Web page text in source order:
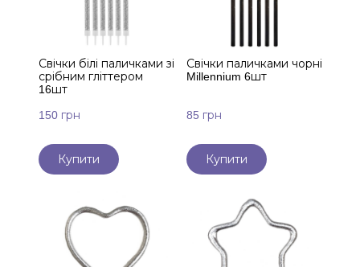
Свічки білі паличками зі
срібним гліттером
16шт
150 грн
Купити
Свічки паличками чорні
Millennium 6шт
85 грн
Купити